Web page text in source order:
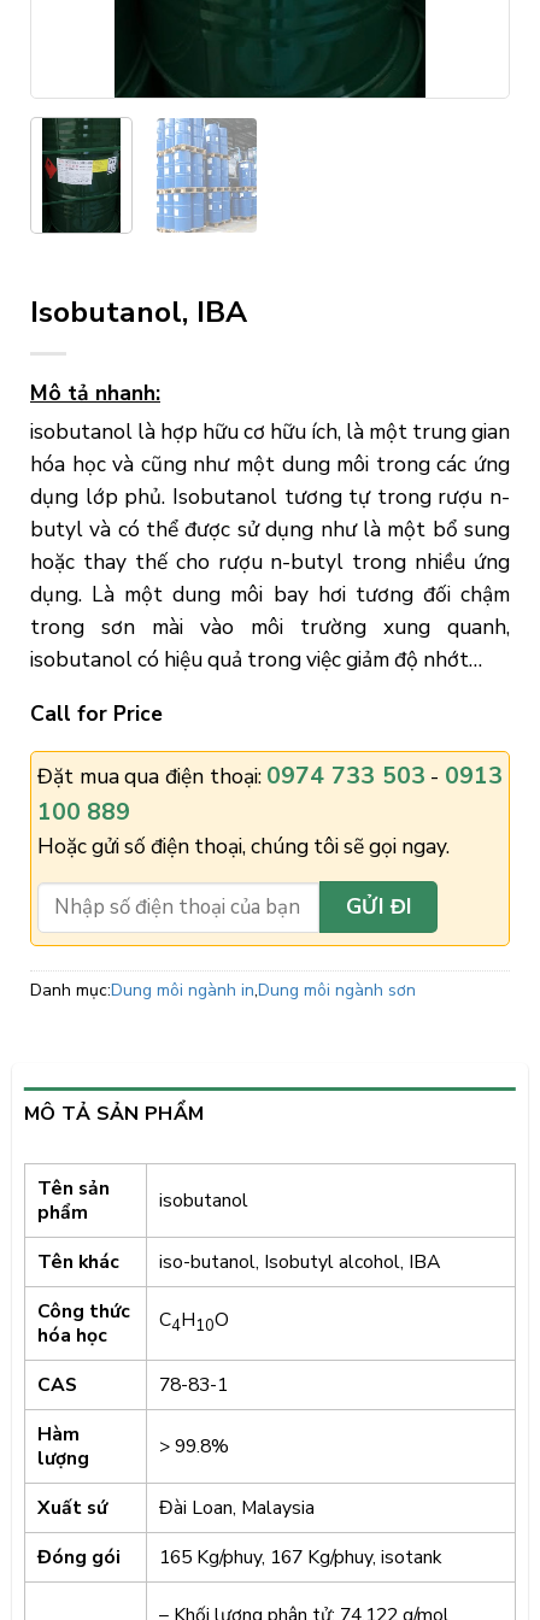
Isobutanol, IBA
Mô tả nhanh:
isobutanol là hợp hữu cơ hữu ích, là một trung gian
hóa học và cũng như một dung môi trong các ứng
dụng lớp phủ. Isobutanol tương tự trong rượu n-
butyl và có thể được sử dụng như là một bổ sung
hoặc thay thế cho rượu n-butyl trong nhiều ứng
dụng. Là một dung môi bay hơi tương đối chậm
trong sơn mài vào môi trường xung quanh,
isobutanol có hiệu quả trong việc giảm độ nhớt…
Call for Price
Đặt mua qua điện thoại: 0974 733 503 - 0913
100 889
Hoặc gửi số điện thoại, chúng tôi sẽ gọi ngay.
Danh mục:Dung môi ngành in,Dung môi ngành sơn
MÔ TẢ SẢN PHẨM
Tên sản
phẩm
isobutanol
Tên khác
iso-butanol, Isobutyl alcohol, IBA
Công thức
hóa học
C4H10O
CAS
78-83-1
Hàm
lượng
> 99.8%
Xuất sứ
Đài Loan, Malaysia
Đóng gói
165 Kg/phuy, 167 Kg/phuy, isotank